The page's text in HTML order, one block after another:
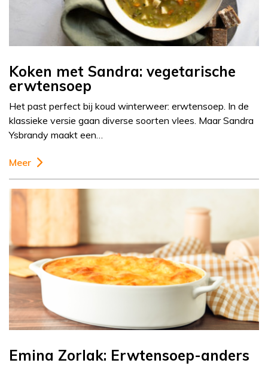
Koken met Sandra: vegetarische
erwtensoep
Het past perfect bij koud winterweer: erwtensoep. In de
klassieke versie gaan diverse soorten vlees. Maar Sandra
Ysbrandy maakt een…
Meer
Emina Zorlak: Erwtensoep-anders